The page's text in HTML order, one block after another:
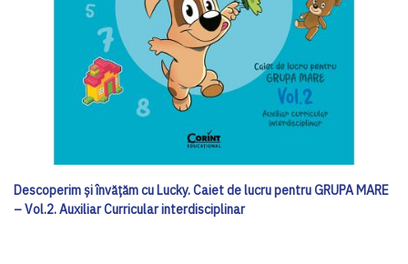
Descoperim și învățăm cu Lucky. Caiet de lucru pentru GRUPA MARE
– Vol.2. Auxiliar Curricular interdisciplinar